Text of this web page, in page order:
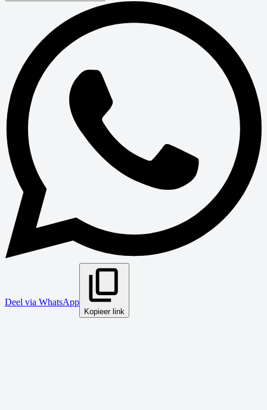
Deel via WhatsApp
Kopieer link